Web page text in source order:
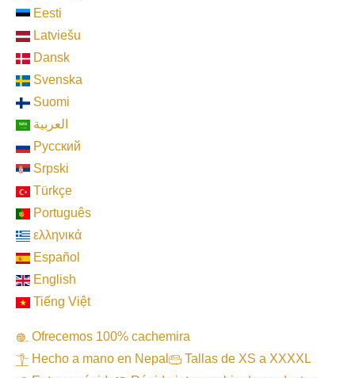
Eesti
Latviešu
Dansk
Svenska
Suomi
العربية
Pусский
Srpski
Türkçe
Português
ελληνικά
Español
English
Tiếng Việt
Ofrecemos 100% cachemira
Hecho a mano en Nepal
Tallas de XS a XXXXL